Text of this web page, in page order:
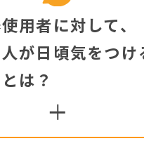
以前と同じ聴力
すことは出来ま
ご自分に適した
装用することに
聞こえ」の不
が入らないよ
面でも考慮され
だ、聴力に合
定の補聴器や、
聴力に差がない
装用をおすすめ
耳で聞く事で
え」はより自然
す。
用者に対して、
が日頃気をつけ
は？